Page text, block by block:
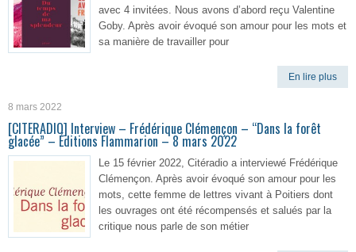
avec 4 invitées. Nous avons d’abord reçu Valentine
Goby. Après avoir évoqué son amour pour les mots et
sa manière de travailler pour
En lire plus
8 mars 2022
[CITERADIO] Interview – Frédérique Clémençon – “Dans la forêt
glacée” – Éditions Flammarion – 8 mars 2022
Le 15 février 2022, Citéradio a interviewé Frédérique
Clémençon. Après avoir évoqué son amour pour les
mots, cette femme de lettres vivant à Poitiers dont
les ouvrages ont été récompensés et salués par la
critique nous parle de son métier